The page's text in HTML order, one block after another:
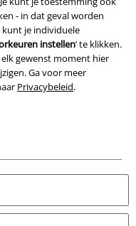
- in dat geval worden
kunt je individuele
instellen’ te klikken.
gewenst moment hier
Ga voor meer
Privacybeleid.